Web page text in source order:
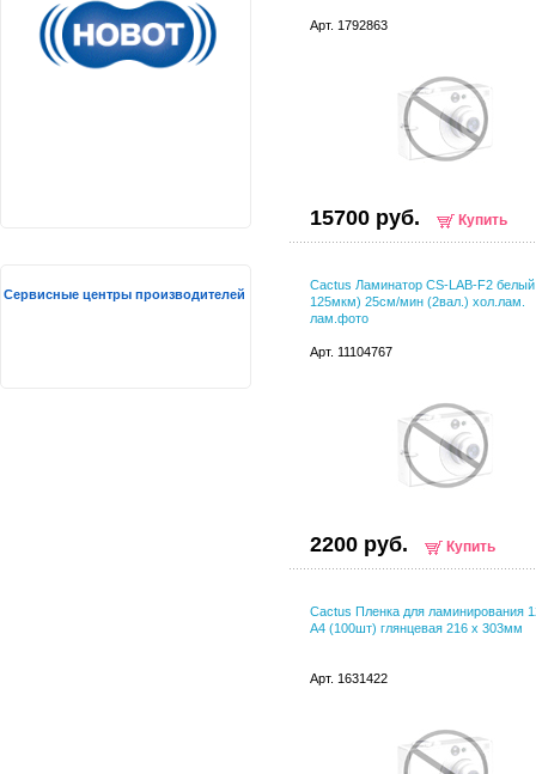
Арт. 1792863
15700 руб. Купить
Cactus Ламинатор CS-LAB-F2
125мкм) 25см/мин (2вал.) хол.лам.
лам.фото
Арт. 11104767
2200 руб. Купить
Cactus Пленка для ламинирования
A4 (100шт) глянцевая 216 x 303мм
Арт. 1631422
Сервисные центры производителей